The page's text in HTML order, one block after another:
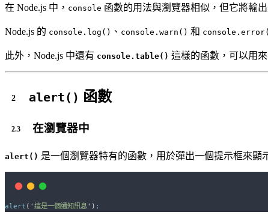
在 Node.js 中， console 函數的用法與瀏覽器相似，但它將輸
Node.js 的 console.log() 、 console.warn() 和
此外，Node.js 中還有 console.table() 這樣的函數，可以用
alert() 函數
在瀏覽器中
alert() 是一個瀏覽器特有的函數，用於彈出一個提示框來顯
alert ( ' 這是一個通知訊息' ) ;